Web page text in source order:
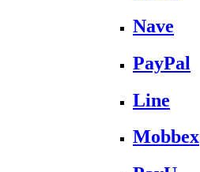
Nave
PayPal
Line
Mobbex